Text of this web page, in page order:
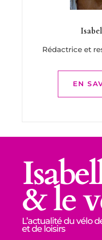
Rédactrice et
EN
L’actualité du vélo
et de loisirs